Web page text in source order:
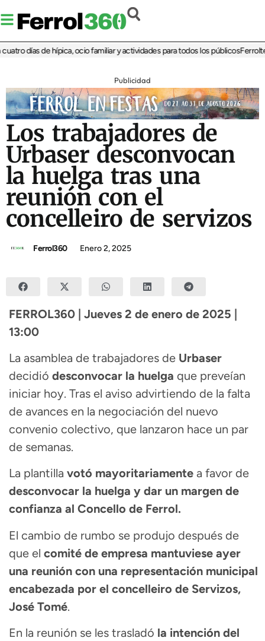
días de hípica, ocio familiar y actividades para todos los públicos
Publicidad
Los trabajadores de
Urbaser desconvocan
la huelga tras una
reunión con el
concelleiro de servizos
Ferrol360 Enero 2, 2025
FERROL360 | Jueves 2 de enero de 2025 |
13:00
La asamblea de trabajadores de Urbaser
decidió desconvocar la huelga que preveían
iniciar hoy. Tras el aviso advirtiendo de la falta
de avances en la negociación del nuevo
convenio colectivo, que lanzaron hace un par
de semanas.
La plantilla votó mayoritariamente a favor de
desconvocar la huelga y dar un margen de
confianza al Concello de Ferrol.
El cambio de rumbo se produjo después de
que el comité de empresa mantuviese ayer
una reunión con una representación municipal
encabezada por el concelleiro de Servizos,
José Tomé.
En la reunión se les trasladó la intención del